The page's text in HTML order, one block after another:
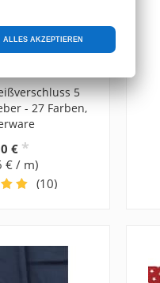
5
- 27 Farben,
€ *
€ / m)
(10)